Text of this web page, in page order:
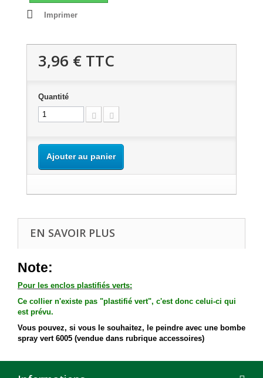
Imprimer
3,96 € TTC
Quantité
Ajouter au panier
EN SAVOIR PLUS
Note:
Pour les enclos plastifiés verts:
Ce collier n'existe pas "plastifié vert", c'est donc celui-ci qui
est prévu.
Vous pouvez, si vous le souhaitez, le peindre avec une bombe
spray vert 6005 (vendue dans rubrique accessoires)